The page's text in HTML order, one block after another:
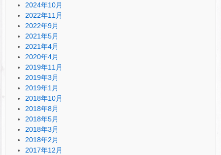
2024年10月
2022年11月
2022年9月
2021年5月
2021年4月
2020年4月
2019年11月
2019年3月
2019年1月
2018年10月
2018年8月
2018年5月
2018年3月
2018年2月
2017年12月